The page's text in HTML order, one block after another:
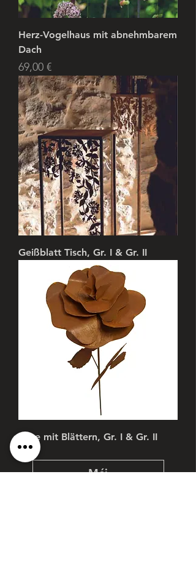
Herz-Vogelhaus mit abnehmbarem
Dach
Price
69,00 €
Geißblatt Tisch, Gr. I & Gr. II
Rose mit Blättern, Gr. I & Gr. II
Méi